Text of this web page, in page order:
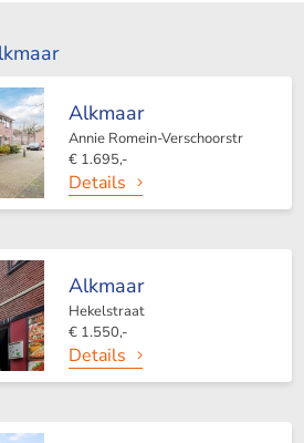
Alkmaar
Annie Romein-Verschoorstr
€ 1.695,-
Details
Alkmaar
Hekelstraat
€ 1.550,-
Details